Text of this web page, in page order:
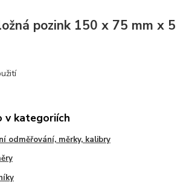
pozink 150 x 75 mm x 5
v kategoriích
odměřování, měrky, kalibry